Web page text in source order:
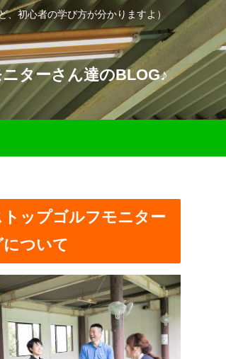
初心者の学び方が分かりますよ）
ターさん達のBLOG♪
トップゴルフモニター
ついて